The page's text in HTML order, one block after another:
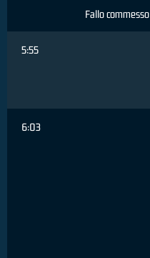
Fallo commesso
5:55
6:03